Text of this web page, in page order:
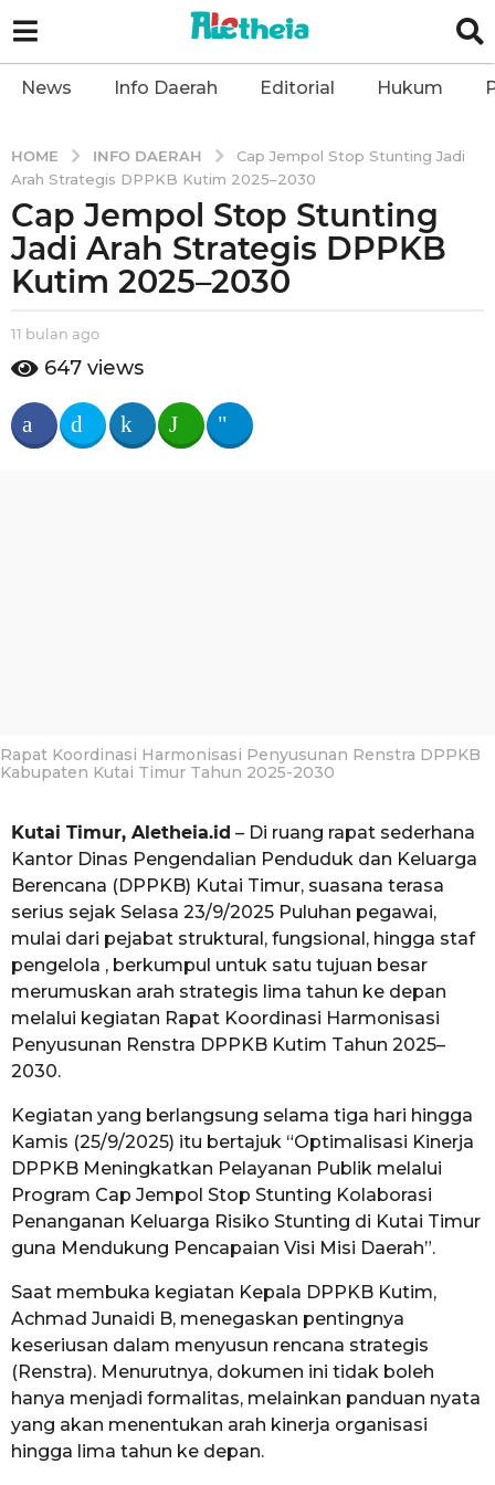
News Info Daerah Editorial Hukum
HOME INFO DAERAH
Cap Jempol Stop Stunting Jadi
Arah Strategis DPPKB Kutim 2025–2030
1
1
b
u
a
n
g
o
Cap Jempol Stop Stunting
Jadi Arah Strategis DPPKB
Kutim 2025–2030
b
a
e
t
11 bulan ago
1
b
l
a
647 views
Rapat Koordinasi Harmonisasi Penyusunan Renstra DPPKB
Kabupaten Kutai Timur Tahun 2025-2030
Kutai Timur, Aletheia.id – Di ruang rapat sederhana
Kantor Dinas Pengendalian Penduduk dan Keluarga
Berencana (DPPKB) Kutai Timur, suasana terasa
serius sejak Selasa 23/9/2025 Puluhan pegawai,
mulai dari pejabat struktural, fungsional, hingga staf
pengelola , berkumpul untuk satu tujuan besar
merumuskan arah strategis lima tahun ke depan
melalui kegiatan Rapat Koordinasi Harmonisasi
Penyusunan Renstra DPPKB Kutim Tahun 2025–
2030.
Kegiatan yang berlangsung selama tiga hari hingga
Kamis (25/9/2025) itu bertajuk “Optimalisasi Kinerja
DPPKB Meningkatkan Pelayanan Publik melalui
Program Cap Jempol Stop Stunting Kolaborasi
Penanganan Keluarga Risiko Stunting di Kutai Timur
guna Mendukung Pencapaian Visi Misi Daerah”.
Saat membuka kegiatan Kepala DPPKB Kutim,
Achmad Junaidi B, menegaskan pentingnya
keseriusan dalam menyusun rencana strategis
(Renstra). Menurutnya, dokumen ini tidak boleh
hanya menjadi formalitas, melainkan panduan nyata
yang akan menentukan arah kinerja organisasi
hingga lima tahun ke depan.